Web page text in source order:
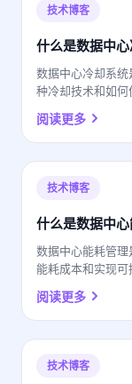
技术博客
什么是数据中心
数据中心冷却系
种冷却技术和如何
阅读更多
技术博客
什么是数据中心
数据中心能耗管
能耗成本和实现可
阅读更多
技术博客